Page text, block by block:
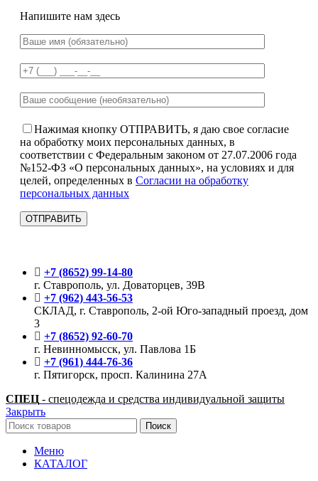
Напишите нам здесь
Нажимая кнопку ОТПРАВИТЬ, я даю свое согласие
на обработку моих персональных данных, в
соответствии с Федеральным законом от 27.07.2006 года
№152-ФЗ «О персональных данных», на условиях и для
целей, определенных в Согласии на обработку
персональных данных
+7 (8652) 99-14-80
г. Ставрополь, ул. Доваторцев, 39В
+7 (962) 443-56-53
СКЛАД, г. Ставрополь, 2-ой Юго-западный проезд, дом
3
+7 (8652) 92-60-70
г. Невинномысск, ул. Павлова 1Б
+7 (961) 444-76-36
г. Пятигорск, просп. Калинина 27А
СПЕЦ - спецодежда и средства индивидуальной защиты
Закрыть
Поиск
Меню
КАТАЛОГ